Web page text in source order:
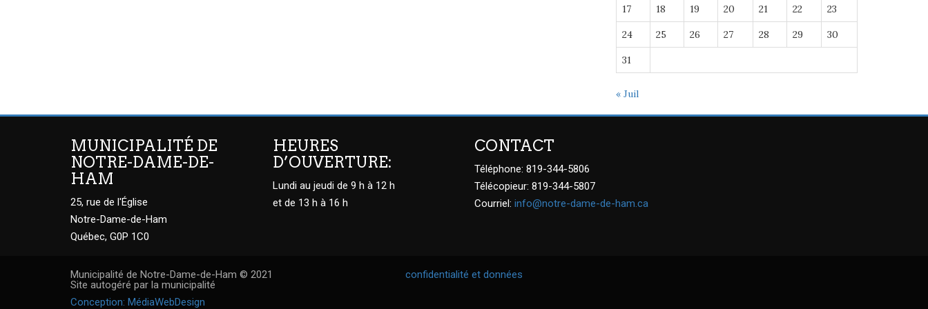
17 18 19 20 21 22 23
24 25 26 27 28 29 30
31
« Juil
MUNICIPALITÉ DE
NOTRE-DAME-DE-
HAM
25, rue de l'Église
Notre-Dame-de-Ham
Québec, G0P 1C0
HEURES
D’OUVERTURE:
Lundi au jeudi de 9 h à 12 h
et de 13 h à 16 h
CONTACT
Téléphone: 819-344-5806
Télécopieur: 819-344-5807
Courriel: info@notre-dame-de-ham.ca
Municipalité de Notre-Dame-de-Ham © 2021
Site autogéré par la municipalité
Conception: MédiaWebDesign
confidentialité et données